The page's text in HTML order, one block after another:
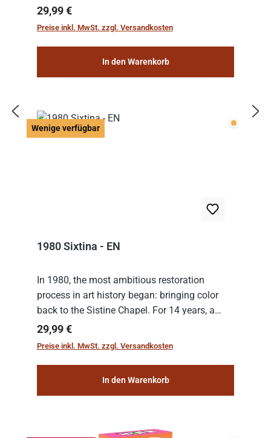
Regulärer Preis:
29,99 €
Preise inkl. MwSt. zzgl. Versandkosten
In den Warenkorb
Wenige verfügbar Wenige
1980 Sixtina - EN
In 1980, the most ambitious restoration
process in art history began: bringing color
back to the Sistine Chapel. For 14 years, a
team of experts from the Vatican undertook
the meticulous job of cleaning and
Regulärer Preis:
29,99 €
Preise inkl. MwSt. zzgl. Versandkosten
In den Warenkorb